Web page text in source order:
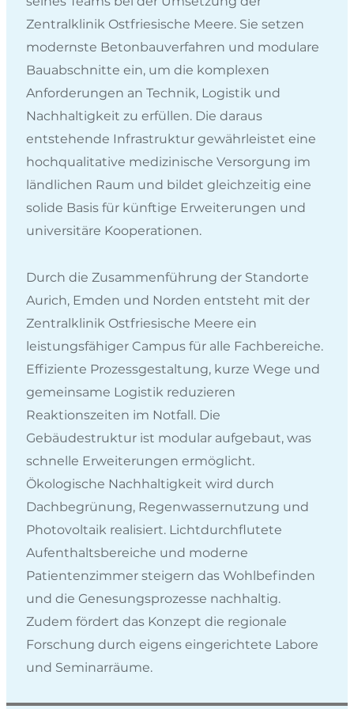
Zentralklinik Ostfriesische Meere. Sie setzen
modernste Betonbauverfahren und modulare
Bauabschnitte ein, um die komplexen
Anforderungen an Technik, Logistik und
Nachhaltigkeit zu erfüllen. Die daraus
entstehende Infrastruktur gewährleistet eine
hochqualitative medizinische Versorgung im
ländlichen Raum und bildet gleichzeitig eine
solide Basis für künftige Erweiterungen und
universitäre Kooperationen.
Durch die Zusammenführung der Standorte
Aurich, Emden und Norden entsteht mit der
Zentralklinik Ostfriesische Meere ein
leistungsfähiger Campus für alle Fachbereiche.
Effiziente Prozessgestaltung, kurze Wege und
gemeinsame Logistik reduzieren
Reaktionszeiten im Notfall. Die
Gebäudestruktur ist modular aufgebaut, was
schnelle Erweiterungen ermöglicht.
Ökologische Nachhaltigkeit wird durch
Dachbegrünung, Regenwassernutzung und
Photovoltaik realisiert. Lichtdurchflutete
Aufenthaltsbereiche und moderne
Patientenzimmer steigern das Wohlbefinden
und die Genesungsprozesse nachhaltig.
Zudem fördert das Konzept die regionale
Forschung durch eigens eingerichtete Labore
und Seminarräume.